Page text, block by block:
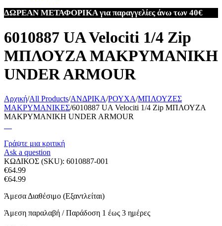
ΔΩΡΕΑΝ ΜΕΤΑΦΟΡΙΚΑ για παραγγελίες άνω των 40€
6010887 UA Velociti 1/4 Zip
ΜΠΛΟΥΖΑ ΜΑΚΡΥΜΑΝΙΚΗ
UNDER ARMOUR
Αρχική/All Products/ΑΝΔΡΙΚΑ/ΡΟΥΧΑ/ΜΠΛΟΥΖΕΣ
ΜΑΚΡΥΜΑΝΙΚΕΣ/6010887 UA Velociti 1/4 Zip ΜΠΛΟΥΖΑ
ΜΑΚΡΥΜΑΝΙΚΗ UNDER ARMOUR
Γράψτε μια κριτική
Ask a question
ΚΩΔΙΚΟΣ (SKU): 6010887-001
€64.99
€64.99
Άμεσα Διαθέσιμο (Εξαντλείται)
Άμεση παραλαβή / Παράδoση 1 έως 3 ημέρες